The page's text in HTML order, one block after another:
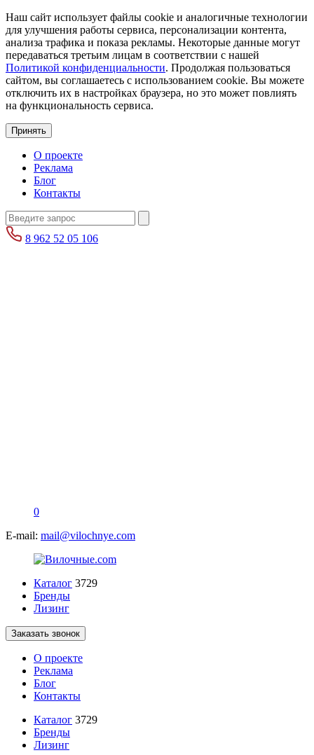
Наш сайт использует файлы cookie и аналогичные технологии
для улучшения работы сервиса, персонализации контента,
анализа трафика и показа рекламы. Некоторые данные могут
передаваться третьим лицам в соответствии с нашей
Политикой конфиденциальности. Продолжая пользоваться
сайтом, вы соглашаетесь с использованием cookie. Вы можете
отключить их в настройках браузера, но это может повлиять
на функциональность сервиса.
Принять
О проекте
Реклама
Блог
Контакты
8 962 52 05 106
0
E-mail: mail@vilochnye.com
Каталог 3729
Бренды
Лизинг
Заказать звонок
О проекте
Реклама
Блог
Контакты
Каталог 3729
Бренды
Лизинг